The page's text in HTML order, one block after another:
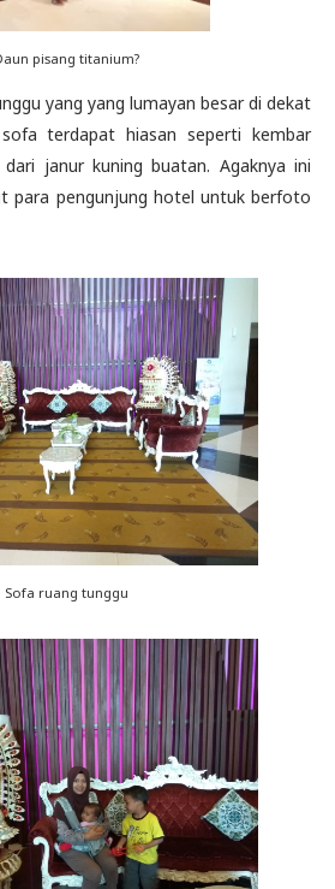
pisang titanium?
yang yang lumayan besar di dekat
terdapat hiasan seperti kembar
janur kuning buatan. Agaknya ini
para pengunjung hotel untuk berfoto
Sofa ruang tunggu